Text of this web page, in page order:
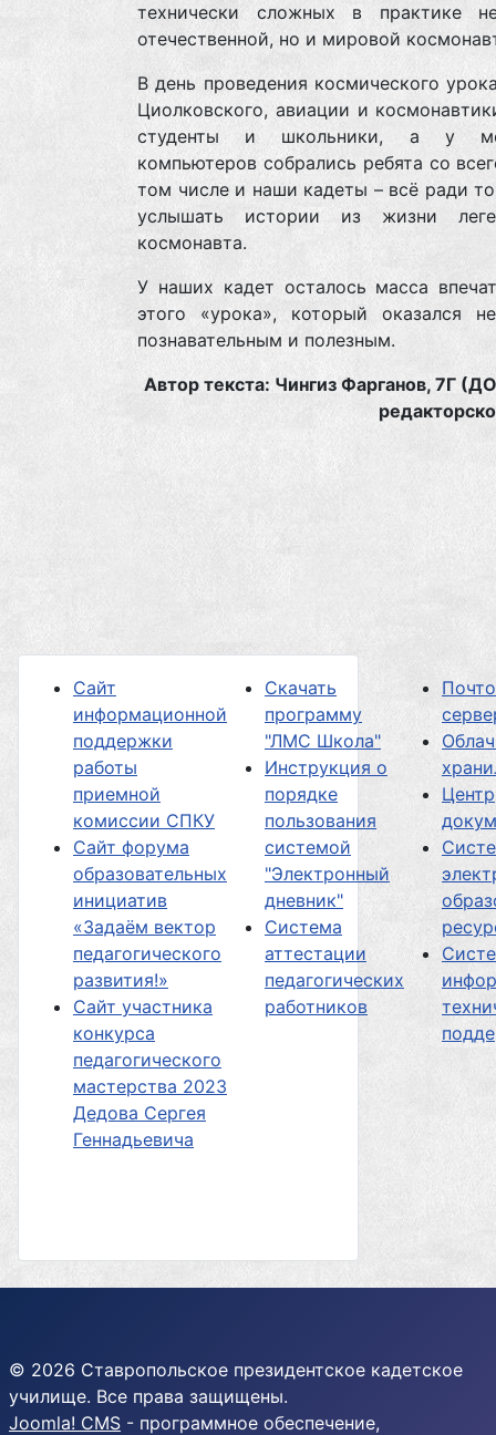
технически сложных в практике
отечественной, но и мировой
В день проведения космического
Циолковского, авиации и
студенты и школьники, а у
компьютеров собрались ребята со
том числе и наши кадеты – всё ради
услышать истории из жизни
космонавта.
У наших кадет осталось масса
этого «урока», который оказался
познавательным и полезным.
Автор текста: Чингиз Фарганов, 7Г
Сайт
информационной
поддержки
работы
приемной
комиссии СПКУ
Сайт форума
образовательных
инициатив
«Задаём вектор
педагогического
развития!»
Сайт участника
конкурса
педагогического
мастерства 2023
Дедова Сергея
Геннадьевича
Скачать
программу
"ЛМС Школа"
Инструкция о
порядке
пользования
системой
"Электронный
дневник"
Система
аттестации
педагогических
работников
Центр
© 2026 Ставропольское президентское кадетское
училище. Все права защищены.
Joomla! CMS - программное обеспечение,